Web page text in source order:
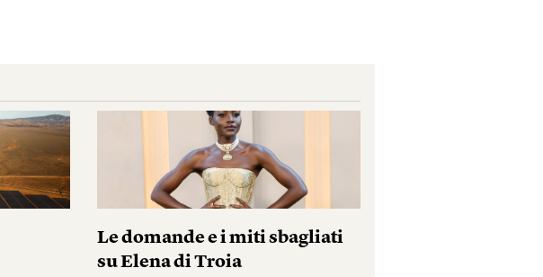
Le domande e i miti sbagliati
su Elena di Troia